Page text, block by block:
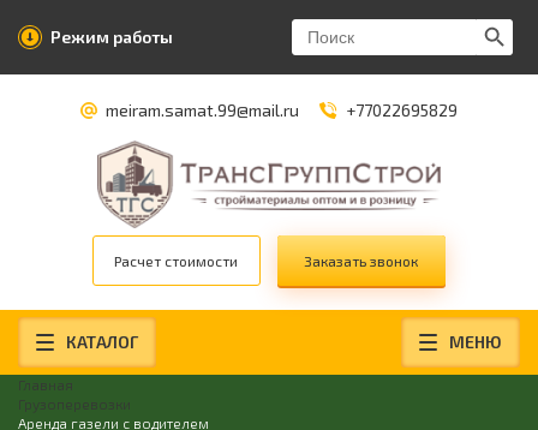
Режим работы
Search
for:
Search
meiram.samat.99@mail.ru +77022695829
Расчет стоимости Заказать звонок
КАТАЛОГ МЕНЮ
Главная
Грузоперевозки
Аренда газели с водителем